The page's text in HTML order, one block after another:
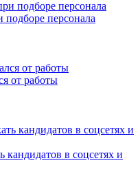
персонала
от работы
кандидатов в соцсетях и